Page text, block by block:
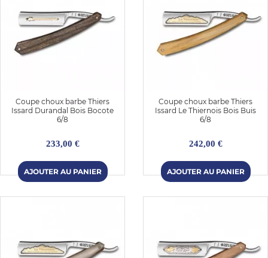
Coupe choux barbe Thiers
Issard Durandal Bois Bocote
6/8
233,00 €
Coupe choux barbe Thiers
Issard Le Thiernois Bois Buis
6/8
242,00 €